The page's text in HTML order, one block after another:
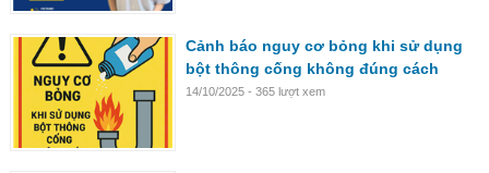
Cảnh báo nguy cơ bỏng khi sử dụng
bột thông cống không đúng cách
14/10/2025 - 365 lượt xem